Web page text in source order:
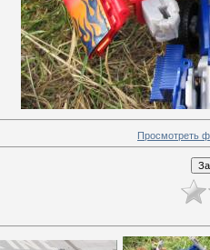
Просмотреть